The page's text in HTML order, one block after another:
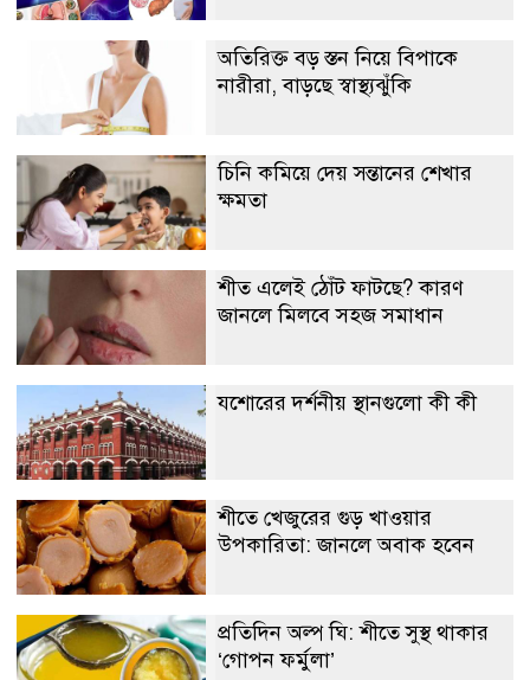
অতিরিক্ত বড় স্তন নিয়ে বিপাকে
নারীরা, বাড়ছে স্বাস্থ্যঝুঁকি
চিনি কমিয়ে দেয় সন্তানের শেখার
ক্ষমতা
শীত এলেই ঠোঁট ফাটছে? কারণ
জানলে মিলবে সহজ সমাধান
যশোরের দর্শনীয় স্থানগুলো কী কী
শীতে খেজুরের গুড় খাওয়ার
উপকারিতা: জানলে অবাক হবেন
প্রতিদিন অল্প ঘি: শীতে সুস্থ থাকার
‘গোপন ফর্মুলা’